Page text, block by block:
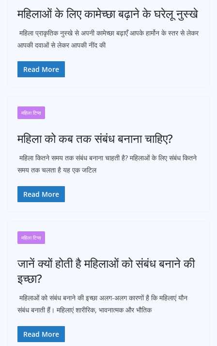
महिलाओं के लिए कामेच्छा बढ़ाने के घरेलू नुस्खे
महिला प्राकृतिक नुस्खे से अपनी कामेच्छा बढ़ाएँ आपके हार्मोन के स्तर से लेकर
आपकी दवाओं से लेकर आपकी नींद की
Read More
महिला टिप्स
महिला को कब तक संबंध बनाना चाहिए?
महिला कितने समय तक संबंध बनाना चाहती है? महिलाओं के लिए संबंध कितने
समय तक चलता है यह एक जटिल
Read More
महिला टिप्स
जानें क्यों होती है महिलाओं को संबंध बनाने की
इच्छा?
महिलाओं को संबंध बनाने की इच्छा अलग-अलग कारणों है कि महिलाएं यौन
संबंध बनाती हैं। महिलाएं शारीरिक, भावनात्मक और भौतिक
Read More